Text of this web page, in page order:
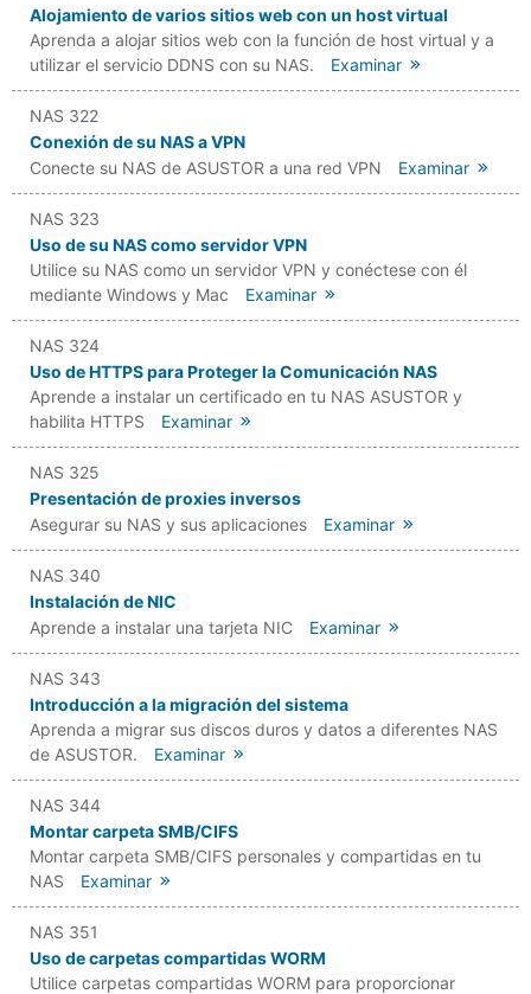
Alojamiento de varios sitios web con un host virtual
Aprenda a alojar sitios web con la función de host virtual y a
utilizar el servicio DDNS con su NAS.
Examinar
NAS 322
Conexión de su NAS a VPN
Conecte su NAS de ASUSTOR a una red VPN
Examinar
NAS 323
Uso de su NAS como servidor VPN
Utilice su NAS como un servidor VPN y conéctese con él
mediante Windows y Mac
Examinar
NAS 324
Uso de HTTPS para Proteger la Comunicación NAS
Aprende a instalar un certificado en tu NAS ASUSTOR y
habilita HTTPS
Examinar
NAS 325
Presentación de proxies inversos
Asegurar su NAS y sus aplicaciones
Examinar
NAS 340
Instalación de NIC
Aprende a instalar una tarjeta NIC
Examinar
NAS 343
Introducción a la migración del sistema
Aprenda a migrar sus discos duros y datos a diferentes NAS
de ASUSTOR.
Examinar
NAS 344
Montar carpeta SMB/CIFS
Montar carpeta SMB/CIFS personales y compartidas en tu
NAS
Examinar
NAS 351
Uso de carpetas compartidas WORM
Utilice carpetas compartidas WORM para proporcionar